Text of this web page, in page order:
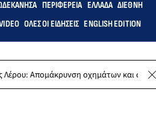
ΠΕΡΙΦΈΡΕΙΑ ΕΛΛΆΔΑ ΔΙΕΘΝΉ
ΌΛΕΣ ΟΙ ΕΙΔΉΣΕΙΣ ENGLISH EDITION
οχημάτων και σκαφών από